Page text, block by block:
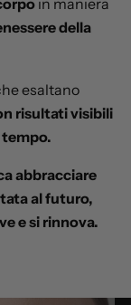
in maniera
della
esaltano
risultati visibili
tempo.
abbracciare
al futuro,
e si rinnova.